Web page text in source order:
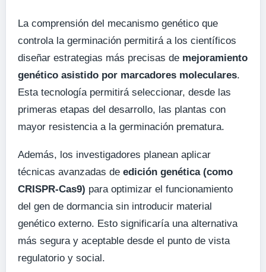
La comprensión del mecanismo genético que
controla la germinación permitirá a los científicos
diseñar estrategias más precisas de mejoramiento
genético asistido por marcadores moleculares.
Esta tecnología permitirá seleccionar, desde las
primeras etapas del desarrollo, las plantas con
mayor resistencia a la germinación prematura.
Además, los investigadores planean aplicar
técnicas avanzadas de edición genética (como
CRISPR-Cas9) para optimizar el funcionamiento
del gen de dormancia sin introducir material
genético externo. Esto significaría una alternativa
más segura y aceptable desde el punto de vista
regulatorio y social.